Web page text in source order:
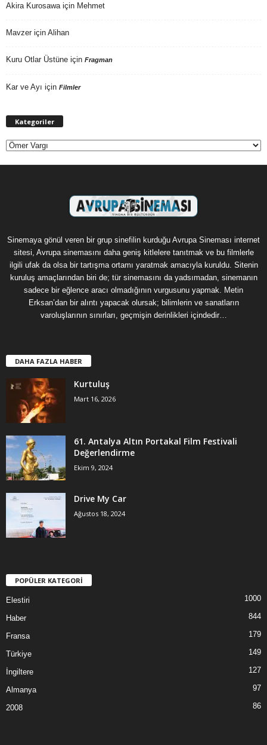
Akira Kurosawa için Mehmet
Mavzer için Alihan
Kuru Otlar Üstüne için Fragman
Kar ve Ayı için Filmler
Kategoriler
Kategoriler
Sinemaya gönül veren bir grup sinefilin kurduğu Avrupa Sineması internet
sitesi, Avrupa sinemasını daha geniş kitlelere tanıtmak ve bu filmlerle
ilgili ufak da olsa bir tartışma ortamı yaratmak amacıyla kuruldu. Sitenin
kuruluş amaçlarından biri de; tür sinemasını da yadsımadan, sinemanın
sadece bir eğlence aracı olmadığının vurgusunu yapmak. Metin
Erksan’dan bir alıntı yapacak olursak; bilimlerin ve sanatların
varoluşlarının sınırları, geçmişin derinlikleri içindedir…
DAHA FAZLA HABER
Kurtuluş
Mart 16, 2026
61. Antalya Altın Portakal Film Festivali
Değerlendirme
Ekim 9, 2024
Drive My Car
Ağustos 18, 2024
POPÜLER KATEGORİ
Elestiri 1000
Haber 844
Fransa 179
Türkiye 149
İngiltere 127
Almanya 97
2008 86